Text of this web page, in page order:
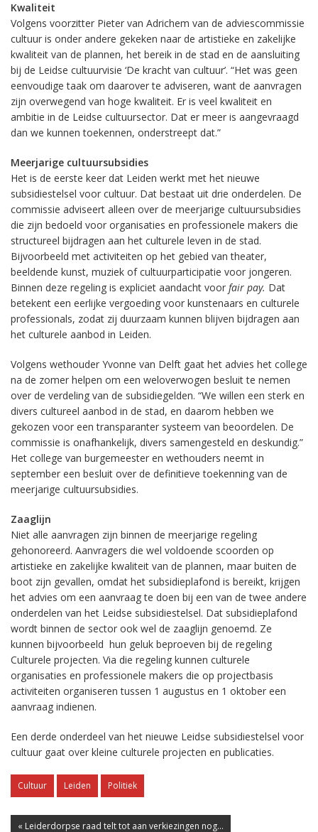
Kwaliteit
Volgens voorzitter Pieter van Adrichem van de adviescommissie
cultuur is onder andere gekeken naar de artistieke en zakelijke
kwaliteit van de plannen, het bereik in de stad en de aansluiting
bij de Leidse cultuurvisie ‘De kracht van cultuur’. “Het was geen
eenvoudige taak om daarover te adviseren, want de aanvragen
zijn overwegend van hoge kwaliteit. Er is veel kwaliteit en
ambitie in de Leidse cultuursector. Dat er meer is aangevraagd
dan we kunnen toekennen, onderstreept dat.”
Meerjarige cultuursubsidies
Het is de eerste keer dat Leiden werkt met het nieuwe
subsidiestelsel voor cultuur. Dat bestaat uit drie onderdelen. De
commissie adviseert alleen over de meerjarige cultuursubsidies
die zijn bedoeld voor organisaties en professionele makers die
structureel bijdragen aan het culturele leven in de stad.
Bijvoorbeeld met activiteiten op het gebied van theater,
beeldende kunst, muziek of cultuurparticipatie voor jongeren.
Binnen deze regeling is expliciet aandacht voor fair pay. Dat
betekent een eerlijke vergoeding voor kunstenaars en culturele
professionals, zodat zij duurzaam kunnen blijven bijdragen aan
het culturele aanbod in Leiden.
Volgens wethouder Yvonne van Delft gaat het advies het college
na de zomer helpen om een weloverwogen besluit te nemen
over de verdeling van de subsidiegelden. “We willen een sterk en
divers cultureel aanbod in de stad, en daarom hebben we
gekozen voor een transparanter systeem van beoordelen. De
commissie is onafhankelijk, divers samengesteld en deskundig.”
Het college van burgemeester en wethouders neemt in
september een besluit over de definitieve toekenning van de
meerjarige cultuursubsidies.
Zaaglijn
Niet alle aanvragen zijn binnen de meerjarige regeling
gehonoreerd. Aanvragers die wel voldoende scoorden op
artistieke en zakelijke kwaliteit van de plannen, maar buiten de
boot zijn gevallen, omdat het subsidieplafond is bereikt, krijgen
het advies om een aanvraag te doen bij een van de twee andere
onderdelen van het Leidse subsidiestelsel. Dat subsidieplafond
wordt binnen de sector ook wel de zaaglijn genoemd. Ze
kunnen bijvoorbeeld hun geluk beproeven bij de regeling
Culturele projecten. Via die regeling kunnen culturele
organisaties en professionele makers die op projectbasis
activiteiten organiseren tussen 1 augustus en 1 oktober een
aanvraag indienen.
Een derde onderdeel van het nieuwe Leidse subsidiestelsel voor
cultuur gaat over kleine culturele projecten en publicaties.
Cultuur Leiden Politiek
« Leiderdorpse raad telt tot aan verkiezingen nog...